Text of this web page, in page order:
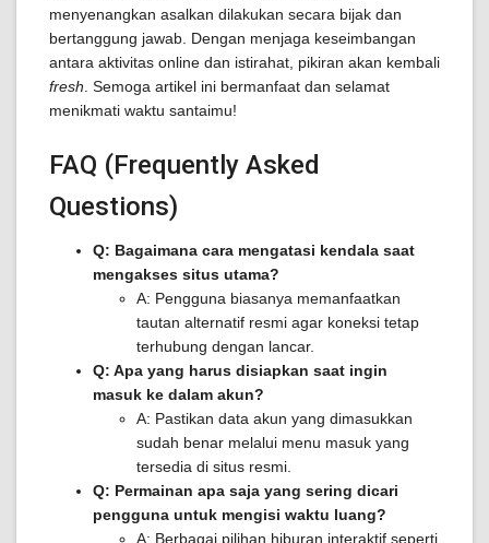
menyenangkan asalkan dilakukan secara bijak dan
bertanggung jawab. Dengan menjaga keseimbangan
antara aktivitas online dan istirahat, pikiran akan kembali
fresh . Semoga artikel ini bermanfaat dan selamat
menikmati waktu santaimu!
FAQ (Frequently Asked
Questions)
Q: Bagaimana cara mengatasi kendala saat
mengakses situs utama?
A: Pengguna biasanya memanfaatkan
tautan alternatif resmi agar koneksi tetap
terhubung dengan lancar.
Q: Apa yang harus disiapkan saat ingin
masuk ke dalam akun?
A: Pastikan data akun yang dimasukkan
sudah benar melalui menu masuk yang
tersedia di situs resmi.
Q: Permainan apa saja yang sering dicari
pengguna untuk mengisi waktu luang?
A: Berbagai pilihan hiburan interaktif seperti